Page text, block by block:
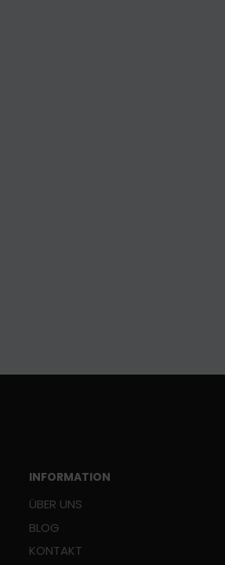
INFORMATION
ÜBER UNS
BLOG
KONTAKT